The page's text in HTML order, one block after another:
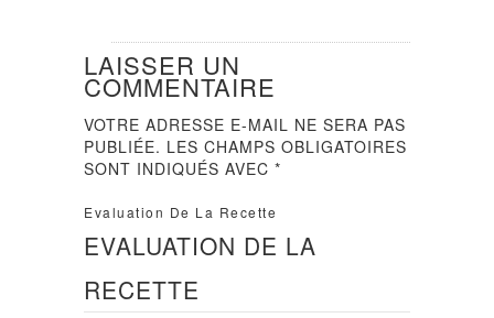
LAISSER UN
COMMENTAIRE
VOTRE ADRESSE E-MAIL NE SERA PAS
PUBLIÉE. LES CHAMPS OBLIGATOIRES
SONT INDIQUÉS AVEC*
Evaluation De La Recette
EVALUATION DE LA
RECETTE